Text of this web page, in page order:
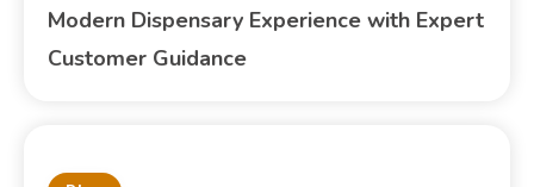
Modern Dispensary Experience with Expert
Customer Guidance